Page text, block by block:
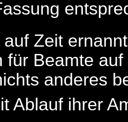
auf Zeit
für Beamte
anderes
Ablauf ihrer